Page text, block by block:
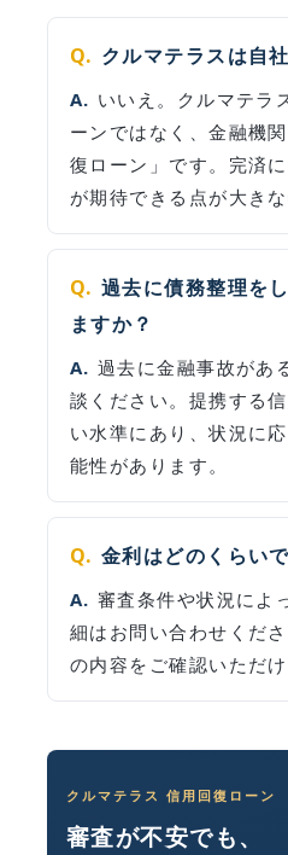
クルマテラスは自
いいえ。クルマテラ
ーンではなく、金融機
復ローン」です。完済
が期待できる点が大きな
過去に債務整理を
ますか？
過去に金融事故があ
談ください。提携する
い水準にあり、状況に
能性があります。
金利はどのくらい
審査条件や状況によ
細はお問い合わせくだ
の内容をご確認いただけ
クルマテラス 信用回復ローン
審査が不安でも、